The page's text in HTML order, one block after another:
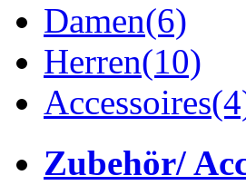
Damen(6)
Herren(10)
Accessoires
Zubehör/